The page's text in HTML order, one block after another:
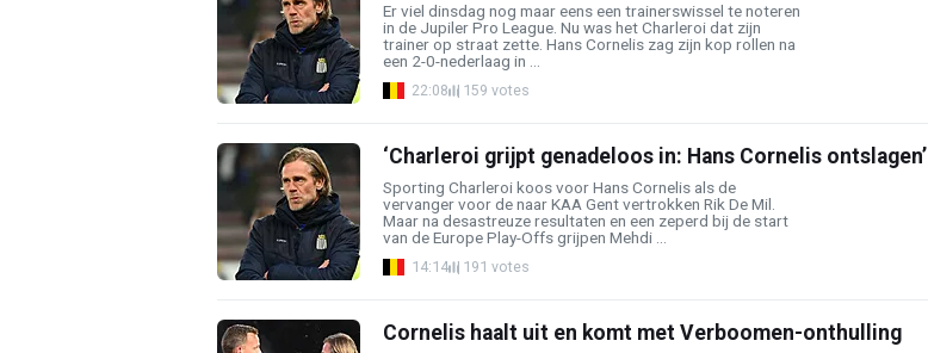
Er viel dinsdag nog maar eens een trainerswissel te noteren
in de Jupiler Pro League. Nu was het Charleroi dat zijn
trainer op straat zette. Hans Cornelis zag zijn kop rollen na
een 2-0-nederlaag in ...
22:08 159 votes
‘Charleroi grijpt genadeloos in: Hans Cornelis ontslagen’
Sporting Charleroi koos voor Hans Cornelis als de
vervanger voor de naar KAA Gent vertrokken Rik De Mil.
Maar na desastreuze resultaten en een zeperd bij de start
van de Europe Play-Offs grijpen Mehdi ...
14:14 191 votes
Cornelis haalt uit en komt met Verboomen-onthulling